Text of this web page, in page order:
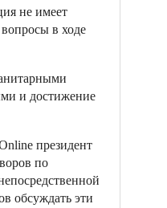
не имеет
в ходе
и достижение
президент
по
обсуждать эти